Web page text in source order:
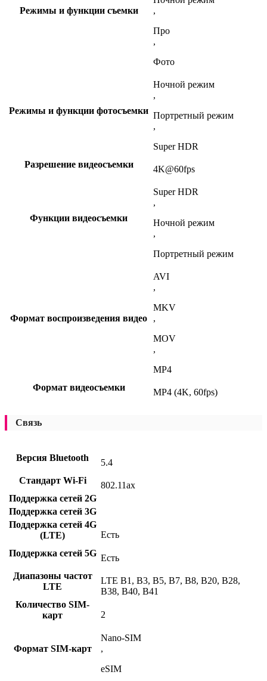
Режимы и функции съемки
,
Про
,
Фото
Режимы и функции фотосъемки
Ночной режим
,
Портретный режим
,
Super HDR
Разрешение видеосъемки
4K@60fps
Функции видеосъемки
Super HDR
,
Ночной режим
,
Портретный режим
Формат воспроизведения видео
AVI
,
MKV
,
MOV
,
MP4
Формат видеосъемки
MP4 (4K, 60fps)
Связь
Версия Bluetooth
5.4
Стандарт Wi-Fi
802.11ax
Поддержка сетей 2G
Поддержка сетей 3G
Поддержка сетей 4G
(LTE)
Есть
Поддержка сетей 5G Есть
Диапазоны частот
LTE
LTE B1, B3, B5, B7, B8, B20, B28,
B38, B40, B41
Количество SIM-
карт
2
Формат SIM-карт
Nano-SIM
,
eSIM